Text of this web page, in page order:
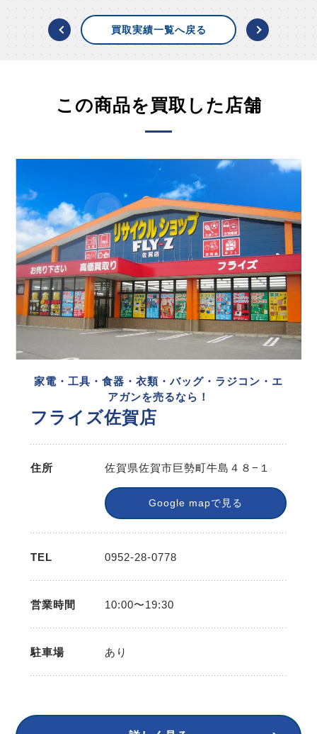
買取実績一覧へ戻る
この商品を買取した店舗
家電・工具・食器・衣類・バッグ・ラジコン・エ
アガンを売るなら！
フライズ佐賀店
住所 佐賀県佐賀市巨勢町牛島４８−１
Google mapで見る
TEL 0952-28-0778
営業時間 10:00〜19:30
駐車場 あり